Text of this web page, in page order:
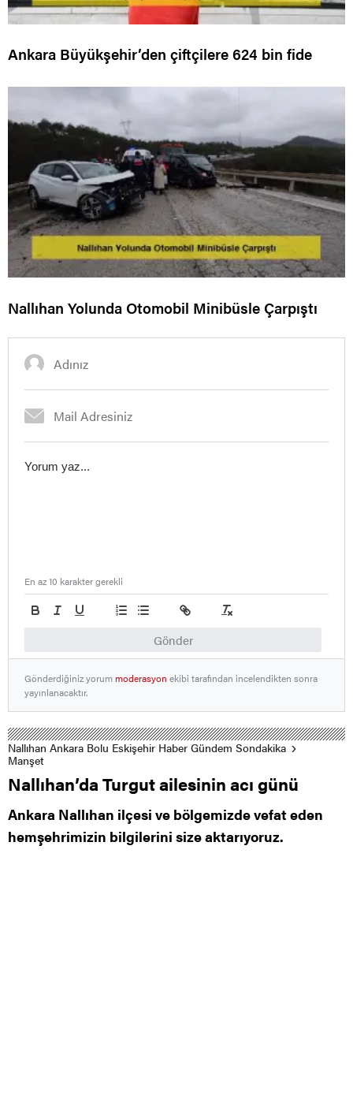
Ankara Büyükşehir’den çiftçilere 624 bin fide
Nallıhan Yolunda Otomobil Minibüsle Çarpıştı
Gönder
En az 10 karakter gerekli
Gönderdiğiniz yorummoderasyon ekibi tarafından incelendikten sonra
yayınlanacaktır.
Nallıhan Ankara Bolu Eskişehir Haber Gündem Sondakika
Manşet
Nallıhan’da Turgut ailesinin acı günü
Ankara Nallıhan ilçesi ve bölgemizde vefat eden
hemşehrimizin bilgilerini size aktarıyoruz.